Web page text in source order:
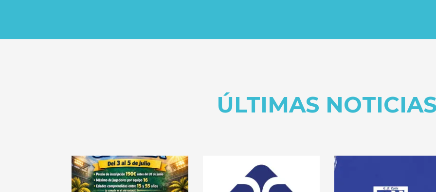
ÚLTIMAS
Previous